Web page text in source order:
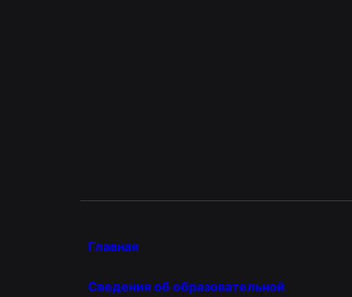
Главная
Сведения об образовательной